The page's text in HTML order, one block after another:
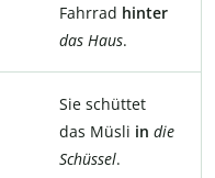
Fahrrad hinter
das Haus.
Sie schüttet
das Müsli in die
Schüssel.